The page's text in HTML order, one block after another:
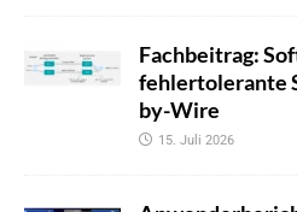
Fachbeitrag:
fehlertolerante
by-Wire
15. Juli 2026